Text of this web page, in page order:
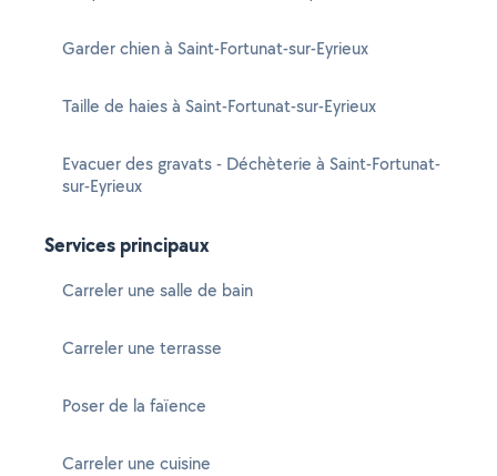
Garder chien à Saint-Fortunat-sur-Eyrieux
Taille de haies à Saint-Fortunat-sur-Eyrieux
Evacuer des gravats - Déchèterie à Saint-Fortunat-
sur-Eyrieux
Services principaux
Carreler une salle de bain
Carreler une terrasse
Poser de la faïence
Carreler une cuisine